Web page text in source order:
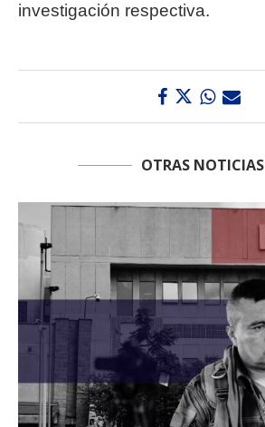
investigación respectiva.
OTRAS NOTICIAS